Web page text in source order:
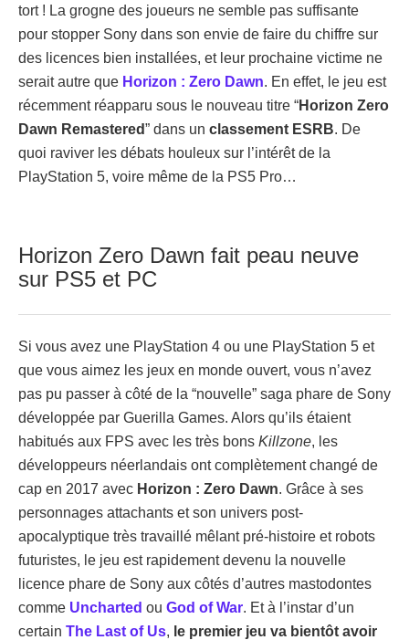
tort ! La grogne des joueurs ne semble pas suffisante
pour stopper Sony dans son envie de faire du chiffre sur
des licences bien installées, et leur prochaine victime ne
serait autre que Horizon : Zero Dawn. En effet, le jeu est
récemment réapparu sous le nouveau titre “Horizon Zero
Dawn Remastered” dans un classement ESRB. De
quoi raviver les débats houleux sur l’intérêt de la
PlayStation 5, voire même de la PS5 Pro…
Horizon Zero Dawn fait peau neuve
sur PS5 et PC
Si vous avez une PlayStation 4 ou une PlayStation 5 et
que vous aimez les jeux en monde ouvert, vous n’avez
pas pu passer à côté de la “nouvelle” saga phare de Sony
développée par Guerilla Games. Alors qu’ils étaient
habitués aux FPS avec les très bons Killzone, les
développeurs néerlandais ont complètement changé de
cap en 2017 avec Horizon : Zero Dawn. Grâce à ses
personnages attachants et son univers post-
apocalyptique très travaillé mêlant pré-histoire et robots
futuristes, le jeu est rapidement devenu la nouvelle
licence phare de Sony aux côtés d’autres mastodontes
comme Uncharted ou God of War. Et à l’instar d’un
certain The Last of Us, le premier jeu va bientôt avoir